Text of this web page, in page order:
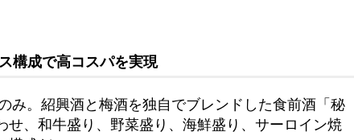
構成で高コスパを実現
み。紹興酒と梅酒を独自でブレンドした食前酒「秘
、和牛盛り、野菜盛り、海鮮盛り、サーロイン焼